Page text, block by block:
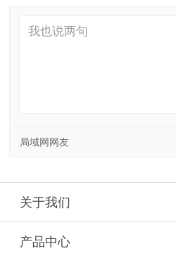
局域网网友
关于我们
产品中心